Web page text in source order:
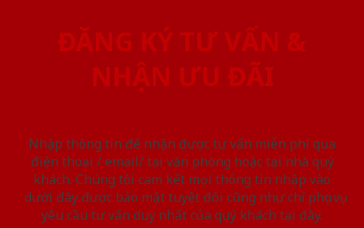
ĐĂNG KÝ TƯ VẤN &
NHẬN ƯU ĐÃI
Nhập thông tin để nhận được tư vấn miễn phí qua
điện thoại / email/ tại văn phòng hoặc tại nhà quý
khách. Chúng tôi cam kết mọi thông tin nhập vào
dưới đây được bảo mật tuyệt đối cũng như chỉ phục vụ
yêu cầu tư vấn duy nhất của quý khách tại đây.